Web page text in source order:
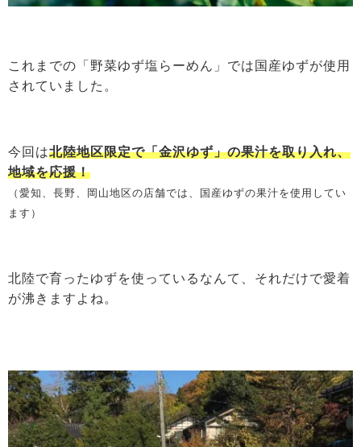
これまでの「野菜ゆず塩らーめん」では国産ゆずが使用
されていました。
今回は北陸地区限定で「金沢ゆず」の果汁を取り入れ、
地域を応援！
（愛知、長野、岡山地区の店舗では、国産ゆずの果汁を使用してい
ます）
北陸で育ったゆずを使っているなんて、それだけで愛着
が沸きますよね。